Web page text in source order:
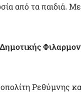
από τα παιδιά.
Ρεθύμνης